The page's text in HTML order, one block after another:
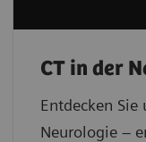
CT in der
Entdecken
Neurologie –